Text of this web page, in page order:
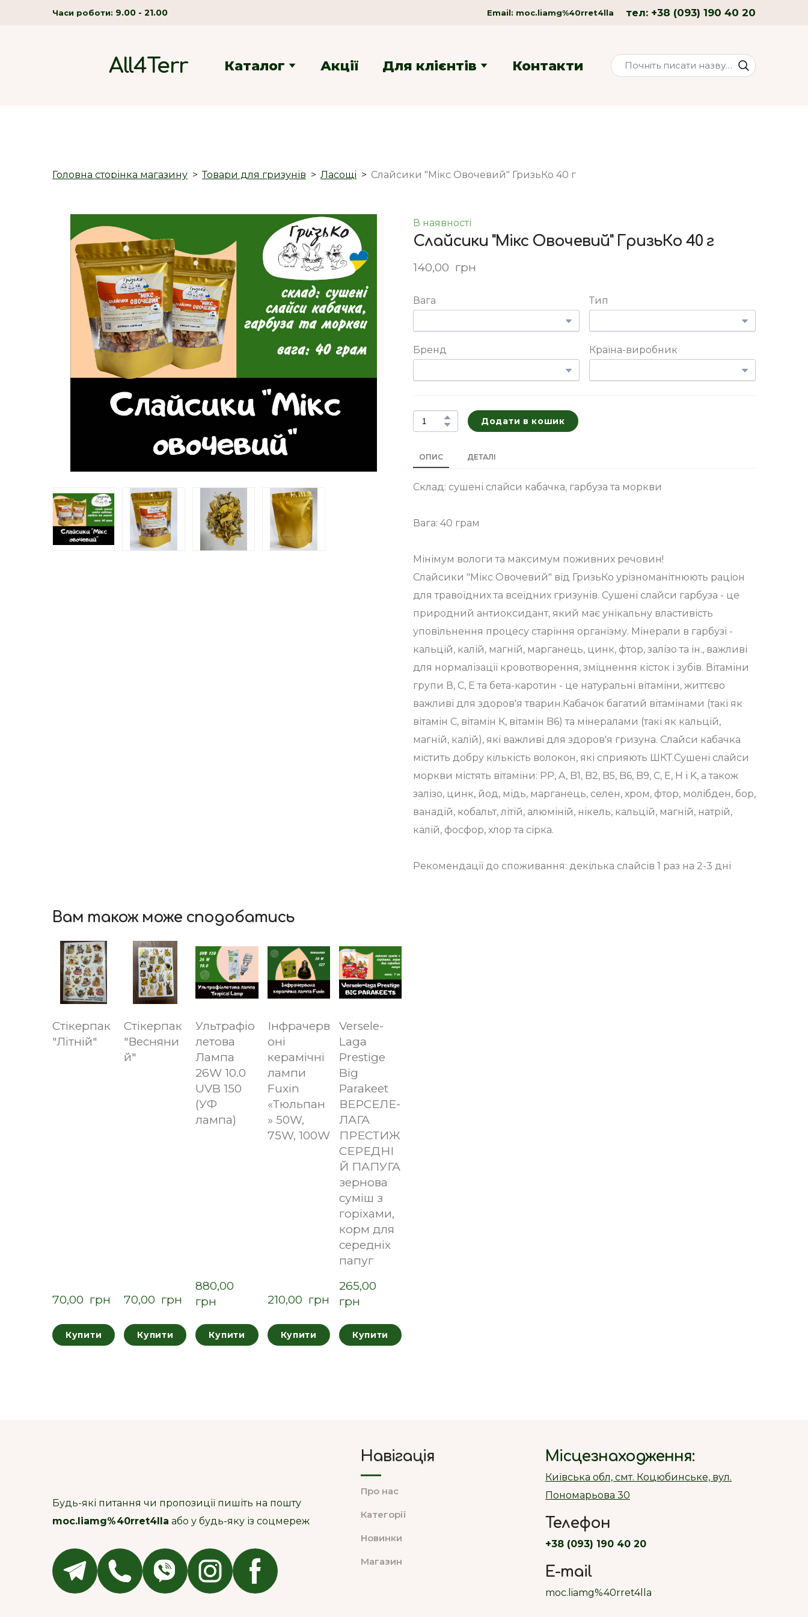
Часи роботи: 9.00 - 21.00 Email: moc.liamg%40rret4lla тел: +38 (093) 190 40 20
All4Terr Каталог Акції Для клієнтів Контакти
Головна сторінка магазину Товари для гризунів Ласощі Слайсики "Мікс Овочевий" ГризьКо 40 г
В наявності
Слайсики "Мікс Овочевий" ГризьКо 40 г
140,00  грн
Вага Тип
Бренд Країна-виробник
Додати в кошик
ОПИС ДЕТАЛІ
Склад: сушені слайси кабачка, гарбуза та моркви
Вага: 40 грам
Мінімум вологи та максимум поживних речовин!
Слайсики "Мікс Овочевий" від ГризьКо урізноманітнюють раціон
для травоїдних та всеїдних гризунів. Сушені слайси гарбуза - це
природний антиоксидант, який має унікальну властивість
уповільнення процесу старіння організму. Мінерали в гарбузі -
кальцій, калій, магній, марганець, цинк, фтор, залізо та ін., важливі
для нормалізації кровотворення, зміцнення кісток і зубів. Вітаміни
групи В, С, Е та бета-каротин - це натуральні вітаміни, життєво
важливі для здоров'я тварин.Кабачок багатий вітамінами (такі як
вітамін С, вітамін К, вітамін B6) та мінералами (такі як кальцій,
магній, калій), які важливі для здоров'я гризуна. Слайси кабачка
містить добру кількість волокон, які сприяють ШКТ.Сушені слайси
моркви містять вітаміни: PP, A, B1, B2, B5, B6, B9, C, E, H і K, а також
залізо, цинк, йод, мідь, марганець, селен, хром, фтор, молібден, бор,
ванадій, кобальт, літій, алюміній, нікель, кальцій, магній, натрій,
калій, фосфор, хлор та сірка.
Рекомендації до споживання: декілька слайсів 1 раз на 2-3 дні
Вам також може сподобатись
Стікерпак
"Літній"
70,00  грн
Купити
Стікерпак
"Весняни
й"
70,00  грн
Купити
Ультрафіо
летова
Лампа
26W 10.0
UVB 150
(УФ
лампа)
880,00
грн
Купити
Інфрачерв
оні
керамічні
лампи
Fuxin
«Тюльпан
» 50W,
75W, 100W
210,00  грн
Купити
Versele-
Laga
Prestige
Big
Parakeet
ВЕРСЕЛЕ-
ЛАГА
ПРЕСТИЖ
СЕРЕДНІ
Й ПАПУГА
зернова
суміш з
горіхами,
корм для
середніх
папуг
265,00
грн
Купити
Будь-які питання чи пропозиції пишіть на пошту
moc.liamg%40rret4lla або у будь-яку із соцмереж
Навігація
Про нас
Категорії
Новинки
Магазин
Місцезнаходження:
Київська обл, смт. Коцюбинське, вул.
Пономарьова 30
Телефон
+38 (093) 190 40 20
E-mail
moc.liamg%40rret4lla